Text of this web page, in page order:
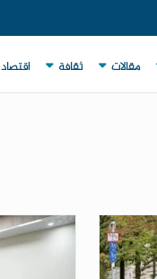
مقالات ثقافة اقتصاد